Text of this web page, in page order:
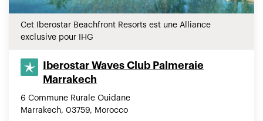
Cet Iberostar Beachfront Resorts est une Alliance
exclusive pour IHG
Iberostar Waves Club Palmeraie
Marrakech
6 Commune Rurale Ouidane
Marrakech, 03759, Morocco